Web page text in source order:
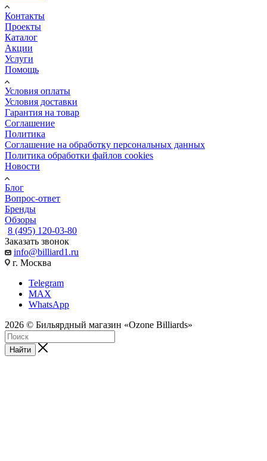
Контакты
Проекты
Каталог
Акции
Услуги
Помощь
Условия оплаты
Условия доставки
Гарантия на товар
Соглашение
Политика
Соглашение на обработку персональных данных
Политика обработки файлов cookies
Новости
Блог
Вопрос-ответ
Бренды
Обзоры
8 (495) 120-03-80
Заказать звонок
info@billiard1.ru
г. Москва
Telegram
MAX
WhatsApp
2026 © Бильярдный магазин «Ozone Billiards»
Найти